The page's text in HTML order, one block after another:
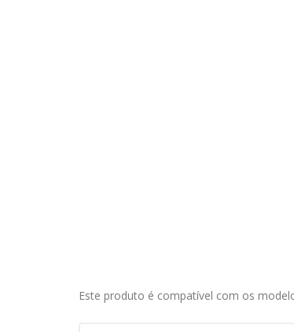
Este produto é compatível com os
Estas cookies son